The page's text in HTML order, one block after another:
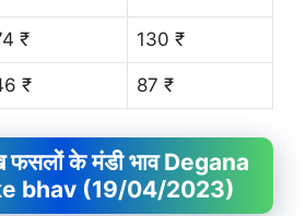
₹ 130 ₹
₹ 87 ₹
फसलों के मंडी भाव Degana
bhav (19/04/2023)